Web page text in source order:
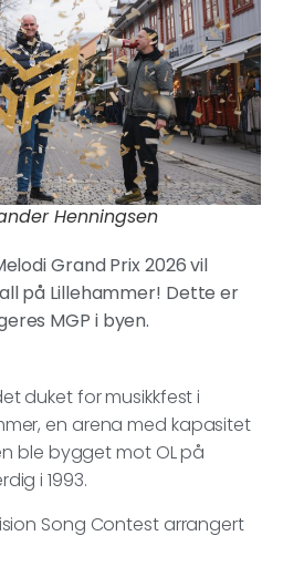
Henningsen
Grand Prix 2026 vil
på Lillehammer! Dette er
MGP i byen.
duket for musikkfest i
en arena med kapasitet
ble bygget mot OL på
i 1993.
Song Contest arrangert